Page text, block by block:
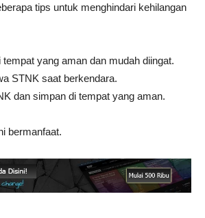
tips untuk menghindari kehilangan
yang aman dan mudah diingat.
STNK saat berkendara.
dan simpan di tempat yang aman.
bermanfaat.